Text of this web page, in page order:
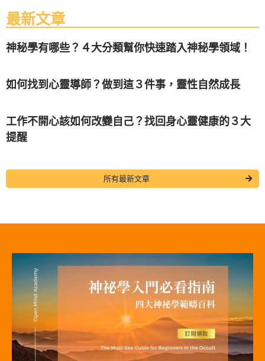
最新文章
神秘學有哪些？４大分類幫你快速踏入神秘學領域！
如何找到心靈導師？做到這３件事，靈性自然成長
工作不開心該如何改變自己？找回身心靈健康的３大
提醒
所有最新文章